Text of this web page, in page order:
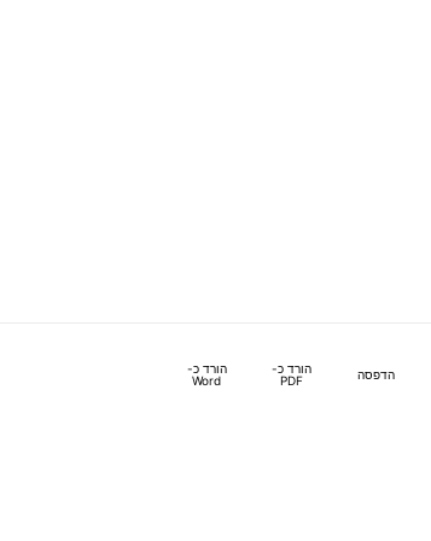
הדפסה
הורד כ-
PDF
הורד כ-
Word